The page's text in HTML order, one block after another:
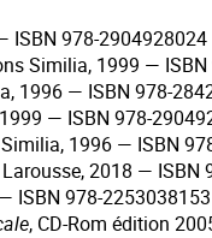
ISBN 978-2904928024
Similia, 1999 —
1996 — ISBN 978-
— ISBN 978-
Similia, 1996 — ISBN
Larousse, 2018 — ISBN
ISBN 978-2253038153
, CD-Rom édition